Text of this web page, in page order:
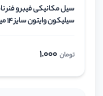
سیلیکون وایتون سایز 14 میلیمتر
تومان 1.000